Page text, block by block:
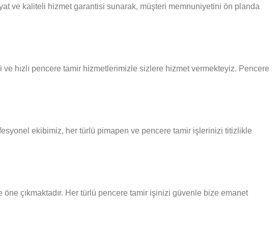
ve kaliteli hizmet garantisi sunarak, müşteri memnuniyetini ön planda
hızlı pencere tamir hizmetlerimizle sizlere hizmet vermekteyiz. Pencere
ekibimiz, her türlü pimapen ve pencere tamir işlerinizi titizlikle
çıkmaktadır. Her türlü pencere tamir işinizi güvenle bize emanet